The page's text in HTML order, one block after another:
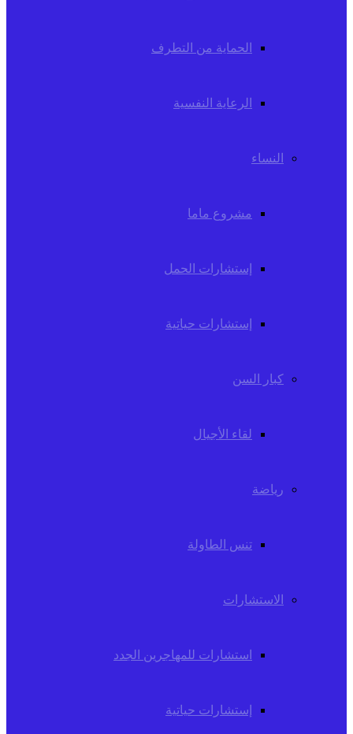
الحماية من التطرف
الرعاية النفسية
النساء
مشروع ماما
إستشارات الحمل
إستشارات حياتية
كبار السن
لقاء الأجيال
رياضة
تنس الطاولة
الاستشارات
استشارات للمهاجرين الجدد
إستشارات حياتية